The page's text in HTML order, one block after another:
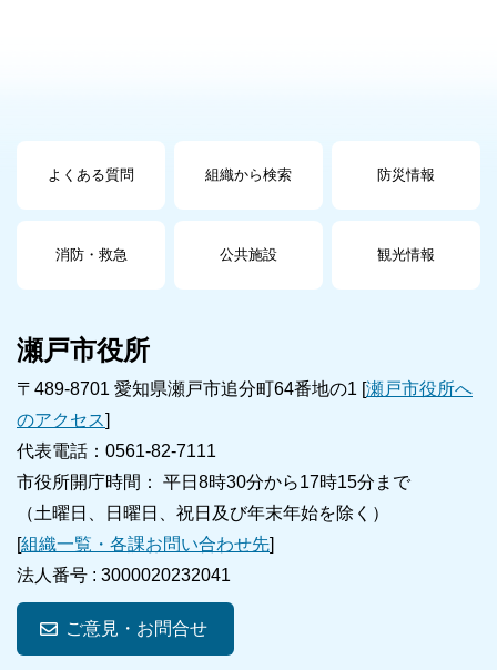
よくある質問 組織から検索 防災情報
消防・救急 公共施設 観光情報
瀬戸市役所
〒489-8701 愛知県瀬戸市追分町64番地の1 [瀬戸市役所へ
のアクセス]
代表電話：0561-82-7111
市役所開庁時間： 平日8時30分から17時15分まで
（土曜日、日曜日、祝日及び年末年始を除く）
[組織一覧・各課お問い合わせ先]
法人番号 : 3000020232041
ご意見・お問合せ